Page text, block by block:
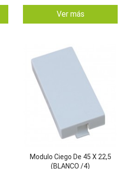
Ver más
Modulo Ciego De 45 X 22,5
(BLANCO /4)